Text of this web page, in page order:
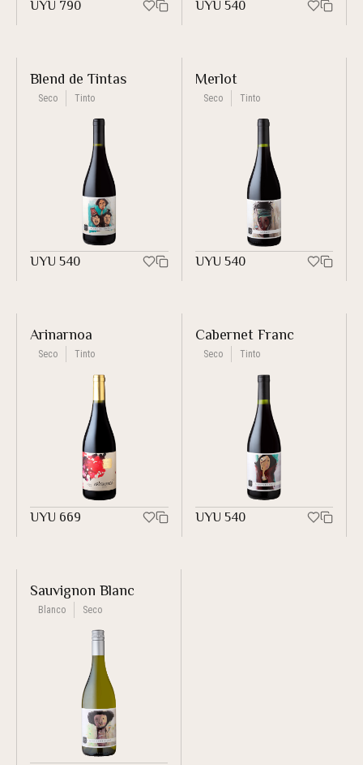
UYU 790 UYU 540
Blend de Tintas
Seco Tinto
UYU 540
Merlot
Seco Tinto
UYU 540
Arinarnoa
Seco Tinto
UYU 669
Cabernet Franc
Seco Tinto
UYU 540
Sauvignon Blanc
Blanco Seco